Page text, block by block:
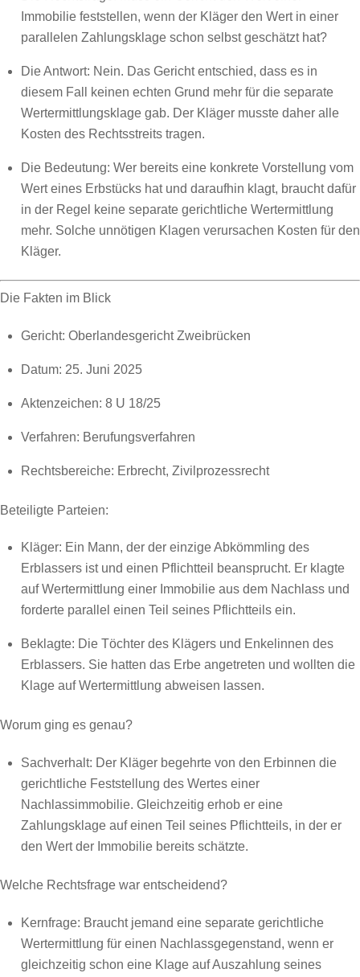
Immobilie feststellen, wenn der Kläger den Wert in einer
parallelen Zahlungsklage schon selbst geschätzt hat?
Die Antwort: Nein. Das Gericht entschied, dass es in
diesem Fall keinen echten Grund mehr für die separate
Wertermittlungsklage gab. Der Kläger musste daher alle
Kosten des Rechtsstreits tragen.
Die Bedeutung: Wer bereits eine konkrete Vorstellung vom
Wert eines Erbstücks hat und daraufhin klagt, braucht dafür
in der Regel keine separate gerichtliche Wertermittlung
mehr. Solche unnötigen Klagen verursachen Kosten für den
Kläger.
Die Fakten im Blick
Gericht: Oberlandesgericht Zweibrücken
Datum: 25. Juni 2025
Aktenzeichen: 8 U 18/25
Verfahren: Berufungsverfahren
Rechtsbereiche: Erbrecht, Zivilprozessrecht
Beteiligte Parteien:
Kläger: Ein Mann, der der einzige Abkömmling des
Erblassers ist und einen Pflichtteil beansprucht. Er klagte
auf Wertermittlung einer Immobilie aus dem Nachlass und
forderte parallel einen Teil seines Pflichtteils ein.
Beklagte: Die Töchter des Klägers und Enkelinnen des
Erblassers. Sie hatten das Erbe angetreten und wollten die
Klage auf Wertermittlung abweisen lassen.
Worum ging es genau?
Sachverhalt: Der Kläger begehrte von den Erbinnen die
gerichtliche Feststellung des Wertes einer
Nachlassimmobilie. Gleichzeitig erhob er eine
Zahlungsklage auf einen Teil seines Pflichtteils, in der er
den Wert der Immobilie bereits schätzte.
Welche Rechtsfrage war entscheidend?
Kernfrage: Braucht jemand eine separate gerichtliche
Wertermittlung für einen Nachlassgegenstand, wenn er
gleichzeitig schon eine Klage auf Auszahlung seines